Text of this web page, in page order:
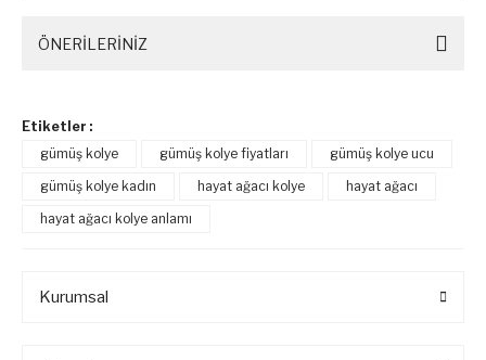
ÖNERİLERİNİZ
Etiketler :
gümüş kolye
gümüş kolye fiyatları
gümüş kolye ucu
gümüş kolye kadın
hayat ağacı kolye
hayat ağacı
hayat ağacı kolye anlamı
Kurumsal